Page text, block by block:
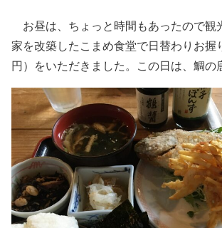
お昼は、ちょっと時間もあったので観
家を改築したこまめ食堂で日替わりお握
円）をいただきました。この日は、鯛の